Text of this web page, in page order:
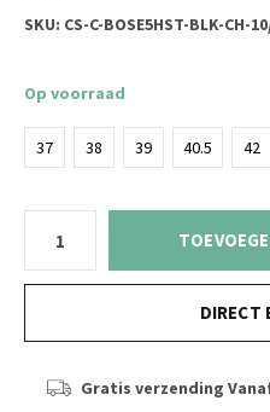
SKU: CS-C-BOSE5HST-BLK-CH-
Op voorraad
37 38 39 40.5 42
DIRECT
Gratis verzending